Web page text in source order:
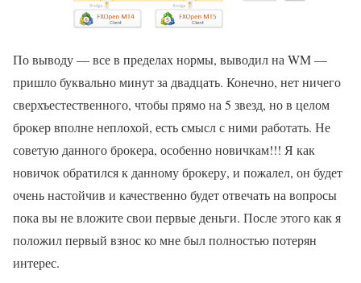
По выводу — все в пределах нормы, выводил на WM —
пришло буквально минут за двадцать. Конечно, нет ничего
сверхъестественного, чтобы прямо на 5 звезд, но в целом
брокер вполне неплохой, есть смысл с ними работать. Не
советую данного брокера, особенно новичкам!!! Я как
новичок обратился к данному брокеру, и пожалел, он будет
очень настойчив и качественно будет отвечать на вопросы
пока вы не вложите свои первые деньги. После этого как я
положил первый взнос ко мне был полностью потерян
интерес.